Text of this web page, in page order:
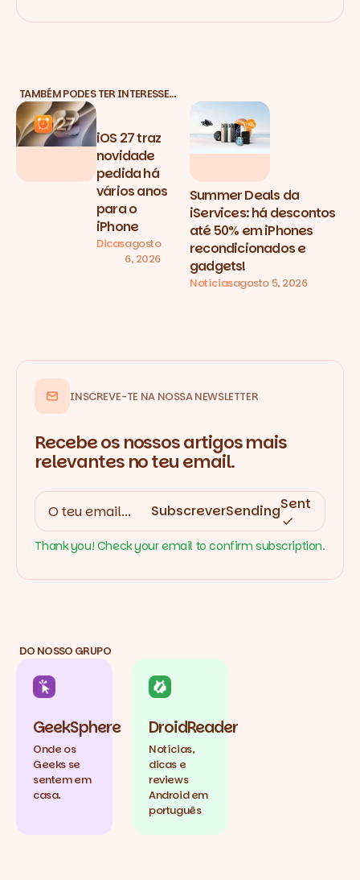
TAMBÉM PODES TER INTERESSE…
iOS 27 traz
novidade
pedida há
vários anos
para o
iPhone
Dicasagosto
6, 2026
Summer Deals da
iServices: há descontos
até 50% em iPhones
recondicionados e
gadgets!
Notíciasagosto 5, 2026
INSCREVE-TE NA NOSSA NEWSLETTER
Recebe os nossos artigos mais
relevantes no teu email.
SubscreverSendingSent
Thank you! Check your email to confirm subscription.
DO NOSSO GRUPO
GeekSphere
Onde os
Geeks se
sentem em
casa.
DroidReader
Notícias,
dicas e
reviews
Android em
português